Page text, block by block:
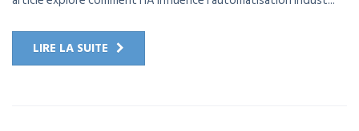
LIRE LA SUITE